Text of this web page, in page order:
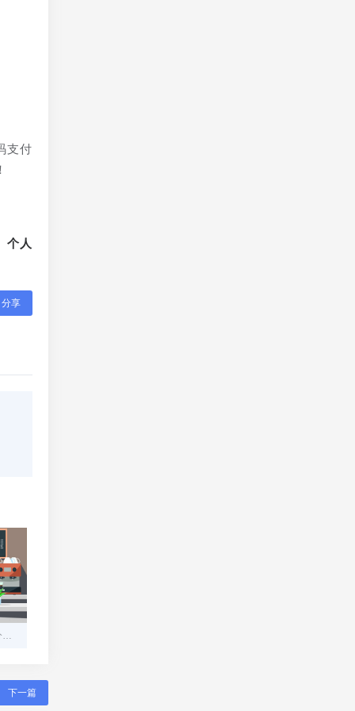
支付
个人
分享
易支付无缝对接实战：五分钟搞定支付接口，让您的业务收款无忧
下一篇